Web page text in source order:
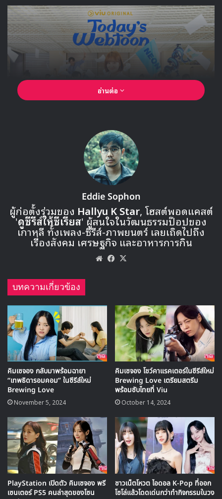
🎙GYUBIN ปลื้มเมืองไทยขนาดไหน? ถึงกลับมาถ่าย
MV เพลงใหม่ LIKE U 100 ที่กรุงเทพ
▶ คลิกดูสัมภาษณ์พิเศษ
Today’s Webtoonได้พาผู้ชมไปทำความรู้จักกับ อนมาอึม
นำแสดงโดย คิมเซจอง หญิงสาวที่ทุ่มเทมาตลอด 15 ปี เพื่อ
ความฝันของเธอในการเป็นนักกีฬายูโดทีมชาติ เธอเป็นนักกีฬา
ที่เต็มไปด้วยศักยภาพ คว้ารางวัลจากการแข่งขันมามากมาย แต่
แล้วความฝันของเธอก็ต้องล่มสลายเมื่อเธอได้รับบาดเจ็บระหว่าง
การแข่งขันจนทำให้เส้นทางการเป็นนักกีฬาของเธอต้องหยุดลง
อ่านต่อ
Eddie Sophon
ผู้ก่อตั้งร่วมของ Hallyu K Star, โฮสต์พอดแคสต์
'ดูซีรีส์ให้ซีเรียส' ผู้สนใจในวัฒนธรรมป๊อปของ
เกาหลี ทั้งเพลง-ซีรีส์-ภาพยนตร์ เลยเถิดไปถึง
เรื่องสังคม เศรษฐกิจ และอาหารการกิน
WebsiteFacebook
บทความเกี่ยวข้อง
คิมเซจอง กลับมาพร้อมฉายา
“เทพธิดารอมคอม” ในซีรีส์ใหม่
Brewing Love
November 5, 2024
คิมเซจอง โชว์คาแรคเตอร์ในซีรีส์ใหม่
Brewing Love เตรียมสตรีม
พร้อมซับไทยที่ Viu
October 14, 2024
PlayStation เปิดตัว คิมเซจอง พรี
เซนเตอร์ PS5 คนล่าสุดของโซน
ชาวเน็ตโหวต ไอดอล K-Pop ที่ออก
โซโล่แล้วโดดเด่นกว่าทำกิจกรรมในวง